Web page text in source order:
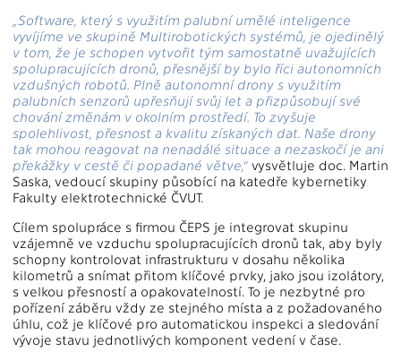
„Software, který s využitím palubní umělé inteligence
vyvíjíme ve skupině Multirobotických systémů, je ojedinělý
v tom, že je schopen vytvořit tým samostatně uvažujících
spolupracujících dronů, přesnější by bylo říci autonomních
vzdušných robotů. Plně autonomní drony s využitím
palubních senzorů upřesňují svůj let a přizpůsobují své
chování změnám v okolním prostředí. To zvyšuje
spolehlivost, přesnost a kvalitu získaných dat. Naše drony
tak mohou reagovat na nenadálé situace a nezaskočí je ani
překážky v cestě či popadané větve,“ vysvětluje doc. Martin
Saska, vedoucí skupiny působící na katedře kybernetiky
Fakulty elektrotechnické ČVUT.
Cílem spolupráce s firmou ČEPS je integrovat skupinu
vzájemně ve vzduchu spolupracujících dronů tak, aby byly
schopny kontrolovat infrastrukturu v dosahu několika
kilometrů a snímat přitom klíčové prvky, jako jsou izolátory,
s velkou přesností a opakovatelností. To je nezbytné pro
pořízení záběru vždy ze stejného místa a z požadovaného
úhlu, což je klíčové pro automatickou inspekci a sledování
vývoje stavu jednotlivých komponent vedení v čase.